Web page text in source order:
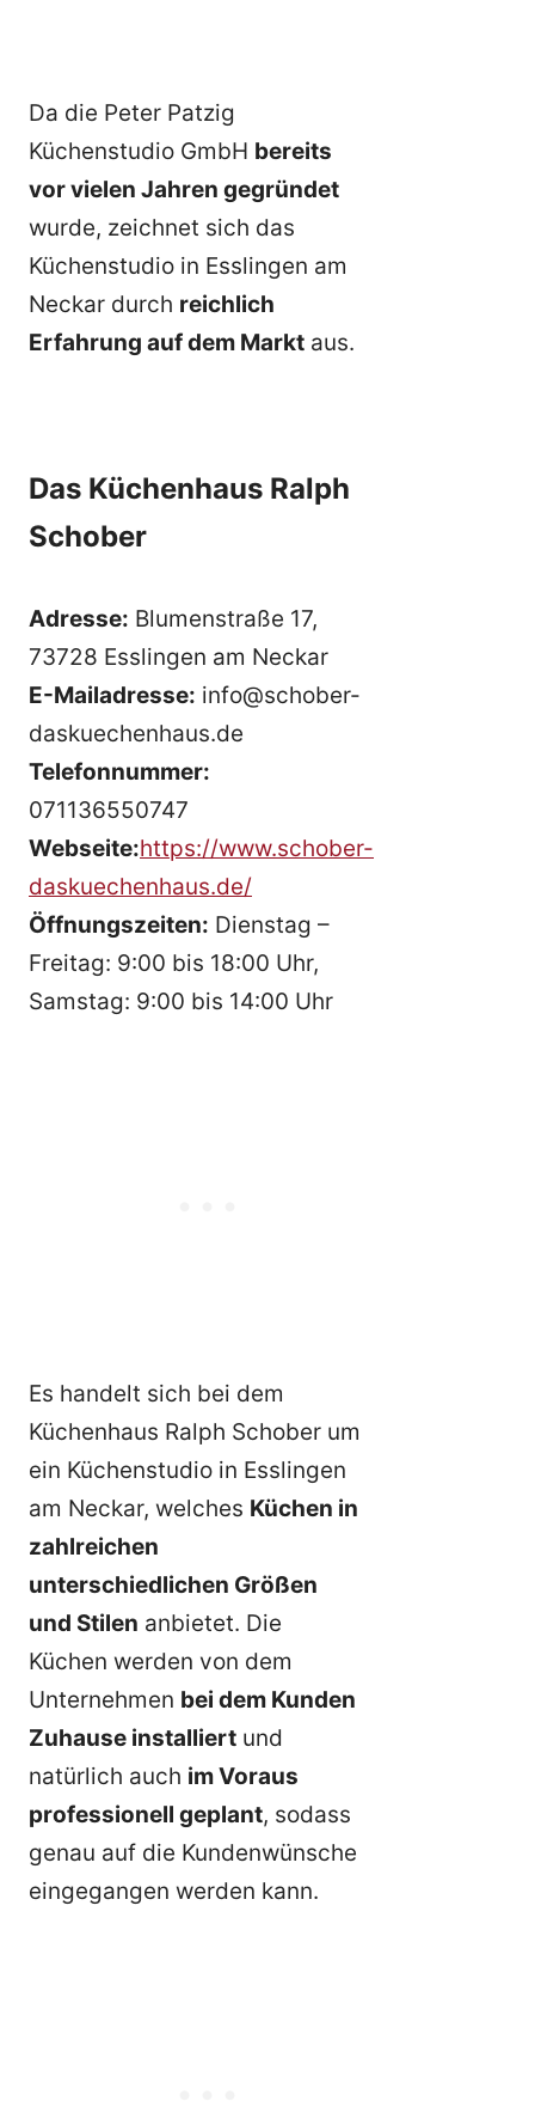
Da die Peter Patzig
Küchenstudio GmbH bereits
vor vielen Jahren gegründet
wurde, zeichnet sich das
Küchenstudio in Esslingen am
Neckar durch reichlich
Erfahrung auf dem Markt aus.
Das Küchenhaus Ralph
Schober
Adresse: Blumenstraße 17,
73728 Esslingen am Neckar
E-Mailadresse: info@schober-
daskuechenhaus.de
Telefonnummer:
071136550747
Webseite:https://www.schober-
daskuechenhaus.de/
Öffnungszeiten: Dienstag –
Freitag: 9:00 bis 18:00 Uhr,
Samstag: 9:00 bis 14:00 Uhr
Es handelt sich bei dem
Küchenhaus Ralph Schober um
ein Küchenstudio in Esslingen
am Neckar, welches Küchen in
zahlreichen
unterschiedlichen Größen
und Stilen anbietet. Die
Küchen werden von dem
Unternehmen bei dem Kunden
Zuhause installiert und
natürlich auch im Voraus
professionell geplant, sodass
genau auf die Kundenwünsche
eingegangen werden kann.